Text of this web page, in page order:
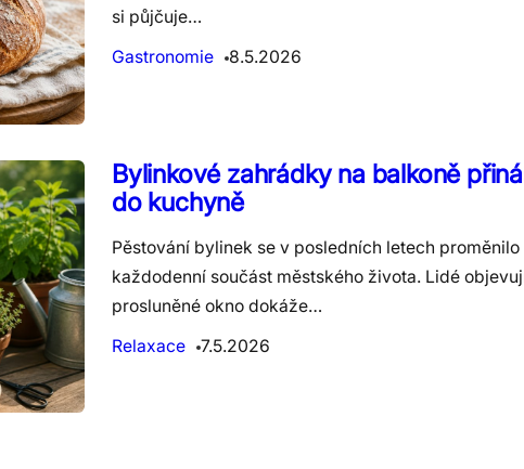
si půjčuje…
Gastronomie
8.5.2026
Bylinkové zahrádky na balkoně
do kuchyně
Pěstování bylinek se v posledních letech
každodenní součást městského života. Lidé
prosluněné okno dokáže…
Relaxace
7.5.2026